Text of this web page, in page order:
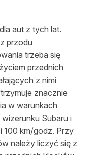
aut z tych lat.
przodu
trzeba się
przednich
z nimi
znacznie
w warunkach
Subaru i
100 km/godz. Przy
należy liczyć się z